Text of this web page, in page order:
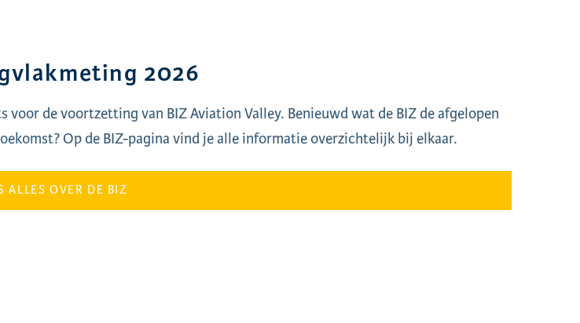
2026
de voortzetting van BIZ Aviation Valley. Benieuwd wat de BIZ de afgelopen
Op de BIZ-pagina vind je alle informatie overzichtelijk bij elkaar.
ALLES OVER DE BIZ